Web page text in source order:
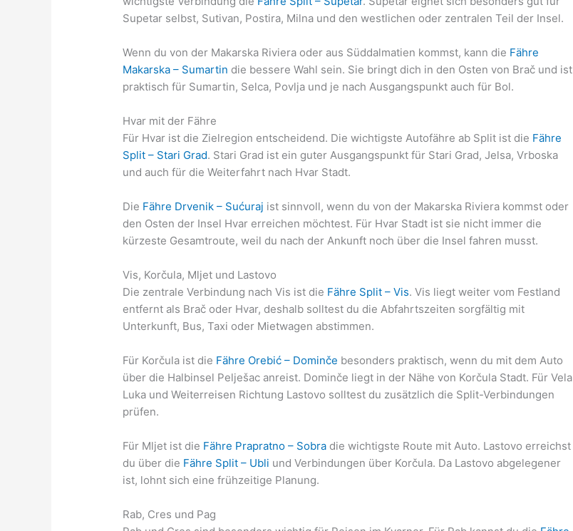
Supetar selbst, Sutivan, Postira, Milna und den westlichen oder zentralen Teil der Insel.
Wenn du von der Makarska Riviera oder aus Süddalmatien kommst, kann die Fähre
Makarska – Sumartin die bessere Wahl sein. Sie bringt dich in den Osten von Brač und ist
praktisch für Sumartin, Selca, Povlja und je nach Ausgangspunkt auch für Bol.
Hvar mit der Fähre
Für Hvar ist die Zielregion entscheidend. Die wichtigste Autofähre ab Split ist die Fähre
Split – Stari Grad. Stari Grad ist ein guter Ausgangspunkt für Stari Grad, Jelsa, Vrboska
und auch für die Weiterfahrt nach Hvar Stadt.
Die Fähre Drvenik – Sućuraj ist sinnvoll, wenn du von der Makarska Riviera kommst oder
den Osten der Insel Hvar erreichen möchtest. Für Hvar Stadt ist sie nicht immer die
kürzeste Gesamtroute, weil du nach der Ankunft noch über die Insel fahren musst.
Vis, Korčula, Mljet und Lastovo
Die zentrale Verbindung nach Vis ist die Fähre Split – Vis. Vis liegt weiter vom Festland
entfernt als Brač oder Hvar, deshalb solltest du die Abfahrtszeiten sorgfältig mit
Unterkunft, Bus, Taxi oder Mietwagen abstimmen.
Für Korčula ist die Fähre Orebić – Dominče besonders praktisch, wenn du mit dem Auto
über die Halbinsel Pelješac anreist. Dominče liegt in der Nähe von Korčula Stadt. Für Vela
Luka und Weiterreisen Richtung Lastovo solltest du zusätzlich die Split-Verbindungen
prüfen.
Für Mljet ist die Fähre Prapratno – Sobra die wichtigste Route mit Auto. Lastovo erreichst
du über die Fähre Split – Ubli und Verbindungen über Korčula. Da Lastovo abgelegener
ist, lohnt sich eine frühzeitige Planung.
Rab, Cres und Pag